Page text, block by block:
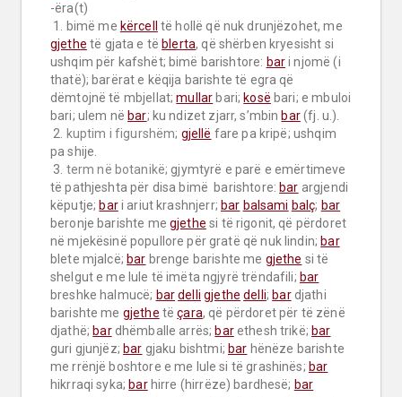
-ëra(t)
1. bimë me kërcell
gjethe të gjata e të blerta, që shërben kryesisht si
ushqim për kafshët; bimë barishtore: bar i njomë (i
thatë); barërat e këqija barishte të egra që
dëmtojnë të mbjellat; mullar bari; kosë bari; e mbuloi
bari; ulem në bar; ku ndizet zjarr, s’mbin bar (fj. u.).
2.
kuptim i figurshëm; gjellë fare pa kripë; ushqim
pa shije.
3. term në botanikë; gjymtyrë e parë e emërtimeve
të pathjeshta për disa bimë  barishtore: bar argjendi
këputje; bar i ariut krashnjerr; bar balsami balç; bar
beronje barishte me gjethe si të rigonit, që përdoret
në mjekësinë popullore për gratë që nuk lindin; bar
blete mjalcë; bar brenge barishte me gjethe si të
shelgut e me lule të imëta ngjyrë trëndafili; bar
breshke halmucë; bardelli gjethe delli; bar djathi
barishte me gjethe të çara, që përdoret për të zënë
djathë; bar dhëmballe arrës; bar ethesh trikë; bar
guri gjunjëz; bar gjaku bishtmi; bar hënëze barishte
me rrënjë boshtore e me lule si të grashinës; bar
hikrraqi syka; bar hirre (hirrëze) bardhesë; bar